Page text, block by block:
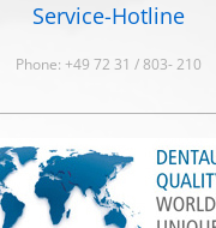
Service-Hotline
Phone: +49 72 31 / 803- 210